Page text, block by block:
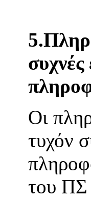
Οι
τυχόν
του